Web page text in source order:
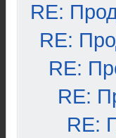
RE:
RE:
RE:
RE:
RE: